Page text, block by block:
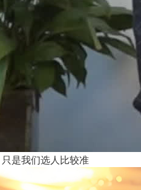
只是我们选人比较准